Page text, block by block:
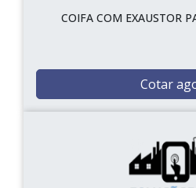
COIFA COM EXAUSTOR
Cotar